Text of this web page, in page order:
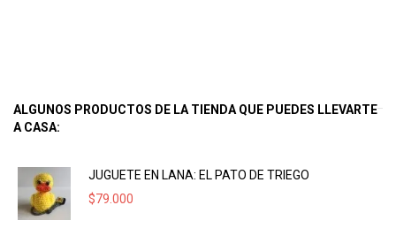
ALGUNOS PRODUCTOS DE LA TIENDA QUE PUEDES LLEVARTE
A CASA:
JUGUETE EN LANA: EL PATO DE TRIEGO
$79.000